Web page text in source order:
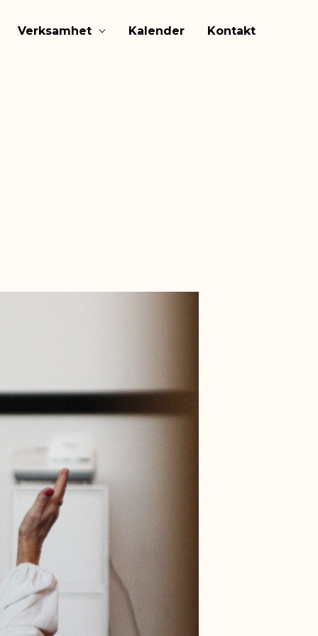
Verksamhet Kalender Kontakt